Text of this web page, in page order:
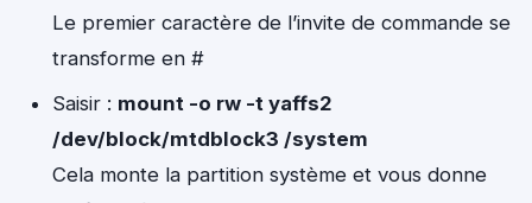
Le premier caractère de l’invite de commande se
transforme en #
Saisir : mount -o rw -t yaffs2
/dev/block/mtdblock3 /system
Cela monte la partition système et vous donne